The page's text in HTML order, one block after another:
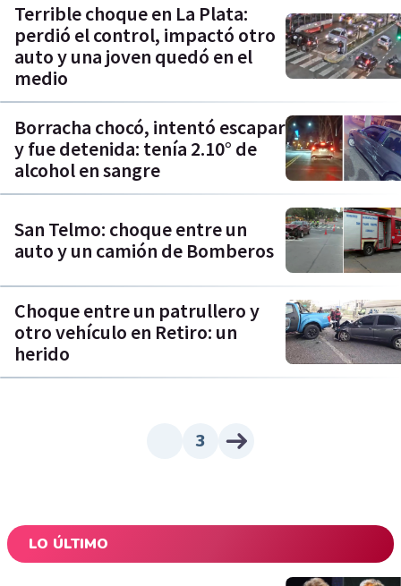
Terrible choque en La Plata:
perdió el control, impactó otro
auto y una joven quedó en el
medio
Borracha chocó, intentó escapar
y fue detenida: tenía 2.10° de
alcohol en sangre
San Telmo: choque entre un
auto y un camión de Bomberos
Choque entre un patrullero y
otro vehículo en Retiro: un
herido
3
LO ÚLTIMO